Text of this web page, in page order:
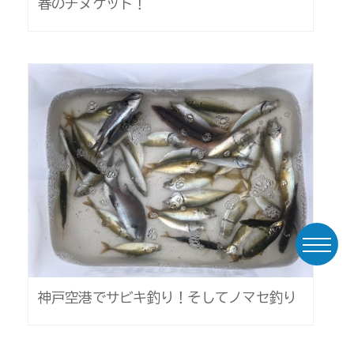
春のチヌゲット！
神戸空港でサビキ釣り！そしてノマセ釣り